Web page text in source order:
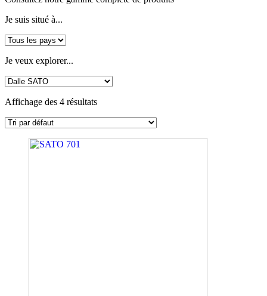
Je suis situé à...
Je veux explorer...
Affichage des 4 résultats